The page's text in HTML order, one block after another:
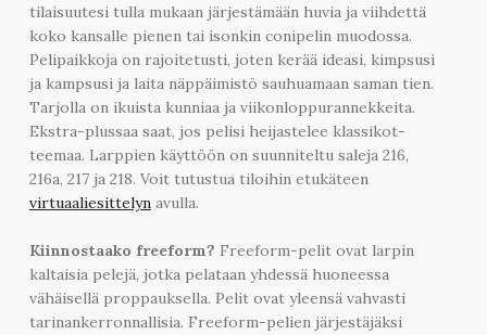
tilaisuutesi tulla mukaan järjestämään huvia ja viihdettä
koko kansalle pienen tai isonkin conipelin muodossa.
Pelipaikkoja on rajoitetusti, joten kerää ideasi, kimpsusi
ja kampsusi ja laita näppäimistö sauhuamaan saman tien.
Tarjolla on ikuista kunniaa ja viikonloppurannekkeita.
Ekstra-plussaa saat, jos pelisi heijastelee klassikot-
teemaa. Larppien käyttöön on suunniteltu saleja 216,
216a, 217 ja 218. Voit tutustua tiloihin etukäteen
virtuaaliesittelyn avulla.
Kiinnostaako freeform? Freeform-pelit ovat larpin
kaltaisia pelejä, jotka pelataan yhdessä huoneessa
vähäisellä proppauksella. Pelit ovat yleensä vahvasti
tarinankerronnallisia. Freeform-pelien järjestäjäksi